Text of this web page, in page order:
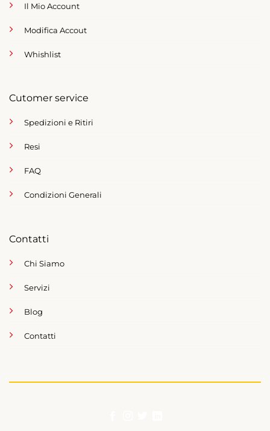
Il Mio Account
Modifica Accout
Whishlist
Cutomer service
Spedizioni e Ritiri
Resi
FAQ
Condizioni Generali
Contatti
Chi Siamo
Servizi
Blog
Contatti